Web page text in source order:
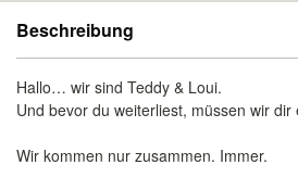
Beschreibung
Hallo… wir sind Teddy & Loui.
Und bevor du weiterliest, müssen wir dir
Wir kommen nur zusammen. Immer.